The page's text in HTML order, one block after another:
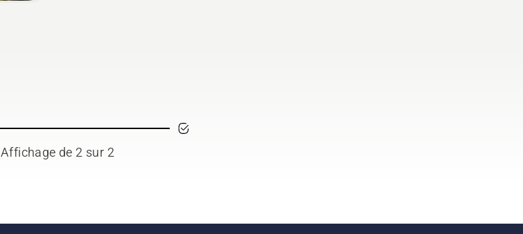
Affichage de 2 sur 2